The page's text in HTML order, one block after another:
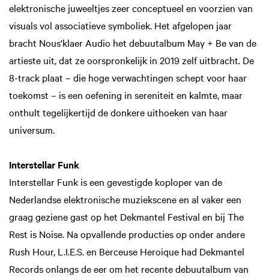
elektronische juweeltjes zeer conceptueel en voorzien van
visuals vol associatieve symboliek. Het afgelopen jaar
bracht Nous'klaer Audio het debuutalbum May + Be van de
artieste uit, dat ze oorspronkelijk in 2019 zelf uitbracht. De
8-track plaat – die hoge verwachtingen schept voor haar
toekomst – is een oefening in sereniteit en kalmte, maar
onthult tegelijkertijd de donkere uithoeken van haar
universum.
Interstellar Funk
Interstellar Funk is een gevestigde koploper van de
Nederlandse elektronische muziekscene en al vaker een
graag geziene gast op het Dekmantel Festival en bij The
Rest is Noise. Na opvallende producties op onder andere
Rush Hour, L.I.E.S. en Berceuse Heroique had Dekmantel
Records onlangs de eer om het recente debuutalbum van